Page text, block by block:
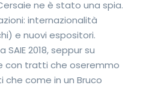
ne è stato una spia.
internazionalità
e nuovi espositori.
2018, seppur su
con tratti che oseremmo
che come in un Bruco